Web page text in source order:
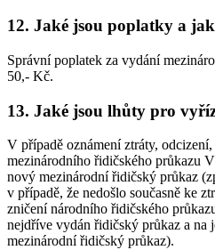
12. Jaké jsou poplatky a
Správní poplatek za vydání
50,- Kč.
13. Jaké jsou lhůty pro
V případě oznámení ztráty,
mezinárodního řidičského průkazu
nový mezinárodní řidičský průkaz
v případě, že nedošlo současně ke
zničení národního řidičského
nejdříve vydán řidičský průkaz a na
mezinárodní řidičský průkaz).